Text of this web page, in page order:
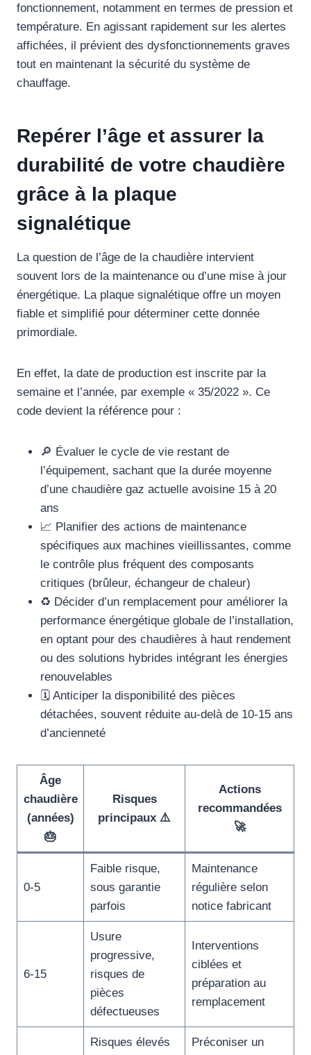
fonctionnement, notamment en termes de pression et
température. En agissant rapidement sur les alertes
affichées, il prévient des dysfonctionnements graves
tout en maintenant la sécurité du système de
chauffage.
Repérer l’âge et assurer la
durabilité de votre chaudière
grâce à la plaque
signalétique
La question de l’âge de la chaudière intervient
souvent lors de la maintenance ou d’une mise à jour
énergétique. La plaque signalétique offre un moyen
fiable et simplifié pour déterminer cette donnée
primordiale.
En effet, la date de production est inscrite par la
semaine et l’année, par exemple « 35/2022 ». Ce
code devient la référence pour :
🔎 Évaluer le cycle de vie restant de
l’équipement, sachant que la durée moyenne
d’une chaudière gaz actuelle avoisine 15 à 20
ans
📈 Planifier des actions de maintenance
spécifiques aux machines vieillissantes, comme
le contrôle plus fréquent des composants
critiques (brûleur, échangeur de chaleur)
♻️ Décider d’un remplacement pour améliorer la
performance énergétique globale de l’installation,
en optant pour des chaudières à haut rendement
ou des solutions hybrides intégrant les énergies
renouvelables
🗓️ Anticiper la disponibilité des pièces
détachées, souvent réduite au-delà de 10-15 ans
d’ancienneté
Âge
chaudière
(années)
🎂
Risques
principaux ⚠️
Actions
recommandées
🚀
0-5
Faible risque,
sous garantie
parfois
Maintenance
régulière selon
notice fabricant
6-15
Usure
progressive,
risques de
pièces
défectueuses
Interventions
ciblées et
préparation au
remplacement
Risques élevés
Préconiser un